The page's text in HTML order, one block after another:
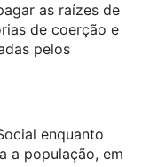
as raízes de
de coerção e
pelos
enquanto
a população, em